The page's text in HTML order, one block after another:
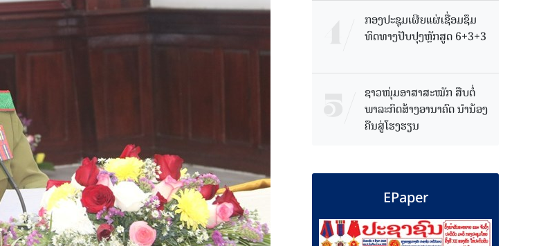
ກອງປະຊຸມເຜີຍແຜ່ເຊື່ອມຊຶມ
ທິດທາງປັບປຸງຫຼັກສູດ 6+3+3
ຊາວໜຸ່ມອາສາສະໝັກ ສືບຕໍ່
ພາລະກິດສ້າງອານາຄົດ ນໍານ້ອງ
ຄືນສູ່ໂຮງຮຽນ
EPaper